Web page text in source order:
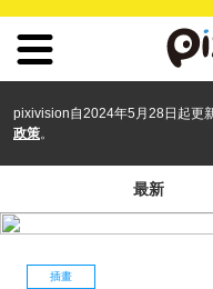
pixivision自2024年5月28日起更
政策。
最新
插畫